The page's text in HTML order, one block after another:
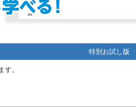
特別お試し版
。